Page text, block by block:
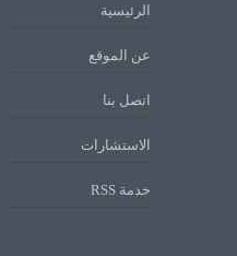
الرئيسية
عن الموقع
اتصل بنا
الاستشارات
خدمة RSS